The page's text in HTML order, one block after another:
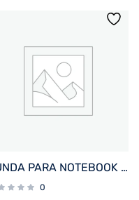
FUNDA PARA NOTEBOOK FTX ZENIT-GN 16″ VERDE
0